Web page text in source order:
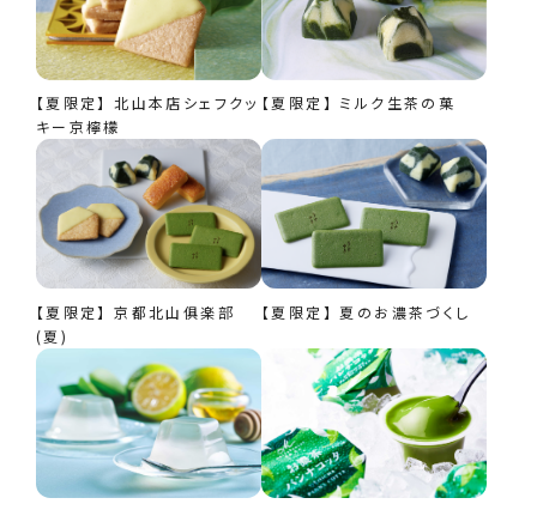
【夏限定】 北山本店シェフクッ
キー京檸檬
【夏限定】 ミルク生茶の菓
【夏限定】 京都北山俱楽部
(夏)
【夏限定】 夏のお濃茶づくし